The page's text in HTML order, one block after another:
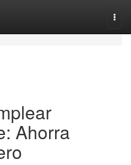
Ahorra